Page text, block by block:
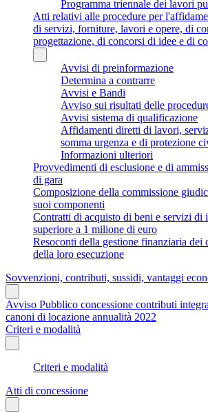
Programma triennale dei lavori
Atti relativi alle procedure per
di servizi, forniture, lavori e opere, di
progettazione, di concorsi di idee e di
Avvisi di preinformazione
Determina a contrarre
Avvisi e Bandi
Avviso sui risultati delle
Avvisi sistema di qualificazione
Affidamenti diretti di lavori,
somma urgenza e di protezione
Informazioni ulteriori
Provvedimenti di esclusione e di
di gara
Composizione della commissione
suoi componenti
Contratti di acquisto di beni e servizi di
superiore a 1 milione di euro
Resoconti della gestione finanziaria dei
della loro esecuzione
Sovvenzioni, contributi, sussidi, vantaggi
Avviso Pubblico concessione contributi
canoni di locazione annualità 2022
Criteri e modalità
Criteri e modalità
Atti di concessione